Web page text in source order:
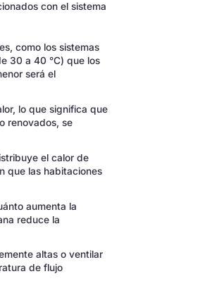
con el sistema
como los sistemas
30 a 40 °C) que los
será el
lo que significa que
renovados, se
el calor de
que las habitaciones
aumenta la
reduce la
altas o ventilar
de flujo